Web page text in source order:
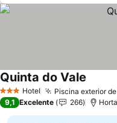
3 EstrelasHotel Piscina exterior
Quinta do Vale
9,1 Excelente 266